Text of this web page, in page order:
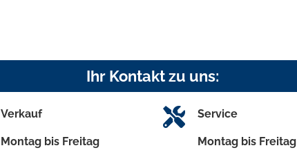
Ihr Kontakt zu uns:
Verkauf
Montag bis Freitag
Service
Montag bis Freitag